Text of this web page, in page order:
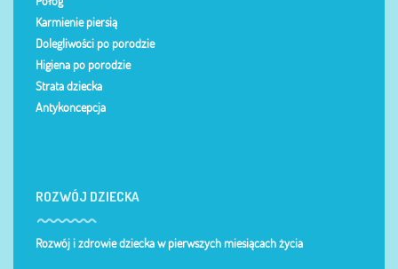
Karmienie piersią
Dolegliwości po porodzie
Higiena po porodzie
Strata dziecka
Antykoncepcja
ROZWÓJ DZIECKA
Rozwój i zdrowie dziecka w pierwszych miesiącach życia